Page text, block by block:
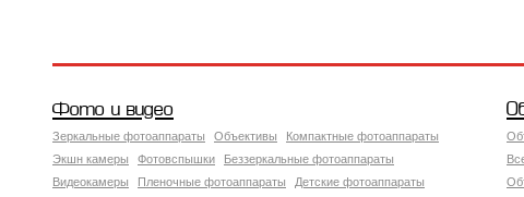
Фото и видео
Зеркальные фотоаппараты Объективы
Компактные фотоаппараты
Экшн камеры
Фотовспышки
Беззеркальные фотоаппараты
Видеокамеры
Пленочные фотоаппараты
Детские фотоаппараты